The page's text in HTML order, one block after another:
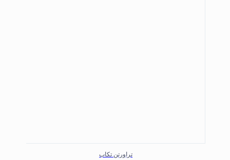
تراورتن تکاب